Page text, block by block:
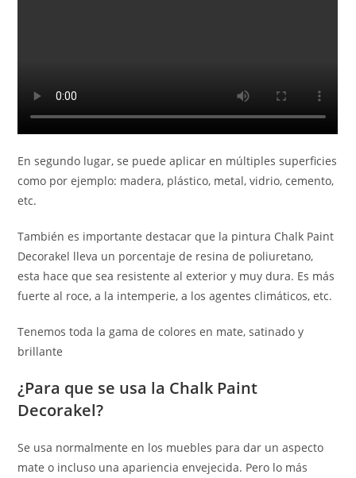
En segundo lugar, se puede aplicar en múltiples superficies
como por ejemplo: madera, plástico, metal, vidrio, cemento,
etc.
También es importante destacar que la pintura Chalk Paint
Decorakel lleva un porcentaje de resina de poliuretano,
esta hace que sea resistente al exterior y muy dura. Es más
fuerte al roce, a la intemperie, a los agentes climáticos, etc.
Tenemos toda la gama de colores en mate, satinado y
brillante
¿Para que se usa la Chalk Paint
Decorakel?
Se usa normalmente en los muebles para dar un aspecto
mate o incluso una apariencia envejecida. Pero lo más